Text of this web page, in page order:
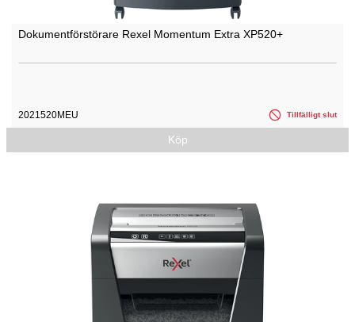
Dokumentförstörare Rexel Momentum Extra XP520+
2021520MEU Tillfälligt slut
Köp